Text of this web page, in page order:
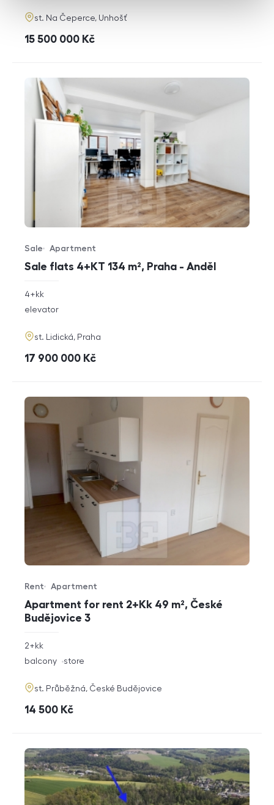
adresa
st. Na Čeperce, Unhošť
cena
15 500 000 Kč
Sale flats 4+KT 134 m², Praha - Anděl
Offer type
Sale
Property type
Apartment
rozměry
4+kk
funkce
elevator
adresa
st. Lidická, Praha
cena
17 900 000 Kč
Apartment for rent 2+Kk 49 m², České
Budějovice 3
Offer type
Rent
Property type
Apartment
rozměry
2+kk
funkce
balcony store
adresa
st. Průběžná, České Budějovice
cena
14 500 Kč